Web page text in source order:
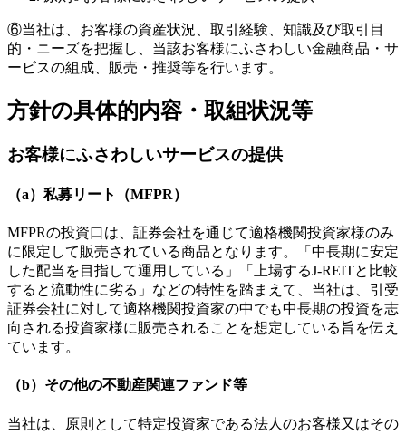
⑥当社は、お客様の資産状況、取引経験、知識及び取引目
的・ニーズを把握し、当該お客様にふさわしい金融商品・サ
ービスの組成、販売・推奨等を行います。
方針の具体的内容・取組状況等
お客様にふさわしいサービスの提供
（a）私募リート（MFPR）
MFPRの投資口は、証券会社を通じて適格機関投資家様のみ
に限定して販売されている商品となります。「中長期に安定
した配当を目指して運用している」「上場するJ-REITと比較
すると流動性に劣る」などの特性を踏まえて、当社は、引受
証券会社に対して適格機関投資家の中でも中長期の投資を志
向される投資家様に販売されることを想定している旨を伝え
ています。
（b）その他の不動産関連ファンド等
当社は、原則として特定投資家である法人のお客様又はその